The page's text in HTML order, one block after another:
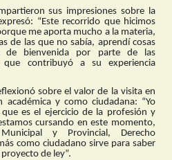
sus impresiones sobre la
“Este recorrido que hicimos
me aporta mucho a la materia,
de las que no sabía, aprendí cosas
de bienvenida por parte de las
que contribuyó a su experiencia
sobre el valor de la visita en
y como ciudadana: “Yo
es el ejercicio de la profesión y
cursando en este momento,
y Provincial, Derecho
como ciudadano sirve para saber
de ley”.